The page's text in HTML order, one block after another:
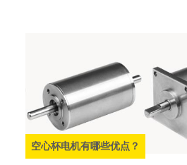
空心杯电机有哪些优点？